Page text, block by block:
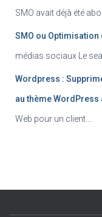
SMO avait déjà été
SMO ou
médias sociaux Le
Wordpress :
au thème WordPress
Web pour un client.…